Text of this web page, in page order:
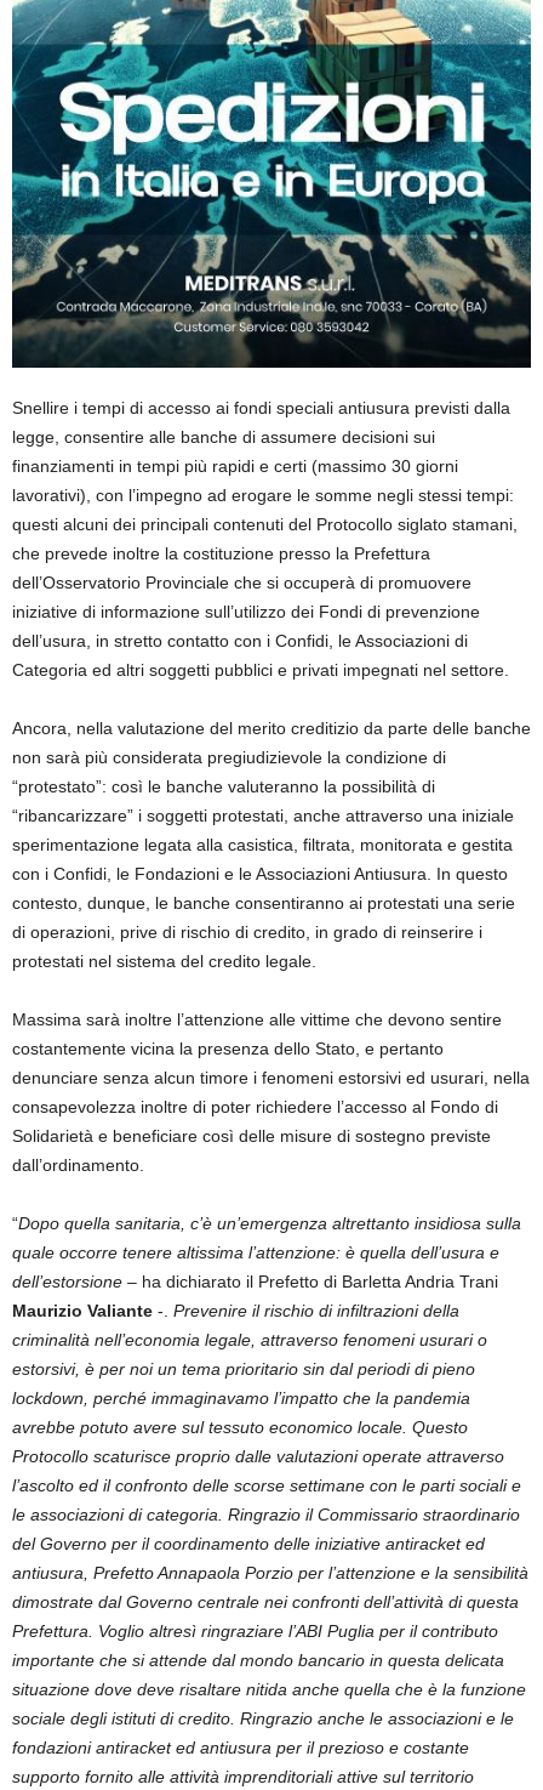
Snellire i tempi di accesso ai fondi speciali antiusura previsti dalla
legge, consentire alle banche di assumere decisioni sui
finanziamenti in tempi più rapidi e certi (massimo 30 giorni
lavorativi), con l’impegno ad erogare le somme negli stessi tempi:
questi alcuni dei principali contenuti del Protocollo siglato stamani,
che prevede inoltre la costituzione presso la Prefettura
dell’Osservatorio Provinciale che si occuperà di promuovere
iniziative di informazione sull’utilizzo dei Fondi di prevenzione
dell’usura, in stretto contatto con i Confidi, le Associazioni di
Categoria ed altri soggetti pubblici e privati impegnati nel settore.
Ancora, nella valutazione del merito creditizio da parte delle banche
non sarà più considerata pregiudizievole la condizione di
“protestato”: così le banche valuteranno la possibilità di
“ribancarizzare” i soggetti protestati, anche attraverso una iniziale
sperimentazione legata alla casistica, filtrata, monitorata e gestita
con i Confidi, le Fondazioni e le Associazioni Antiusura. In questo
contesto, dunque, le banche consentiranno ai protestati una serie
di operazioni, prive di rischio di credito, in grado di reinserire i
protestati nel sistema del credito legale.
Massima sarà inoltre l’attenzione alle vittime che devono sentire
costantemente vicina la presenza dello Stato, e pertanto
denunciare senza alcun timore i fenomeni estorsivi ed usurari, nella
consapevolezza inoltre di poter richiedere l’accesso al Fondo di
Solidarietà e beneficiare così delle misure di sostegno previste
dall’ordinamento.
“Dopo quella sanitaria, c’è un’emergenza altrettanto insidiosa sulla
quale occorre tenere altissima l’attenzione: è quella dell’usura e
dell’estorsione – ha dichiarato il Prefetto di Barletta Andria Trani
Maurizio Valiante -. Prevenire il rischio di infiltrazioni della
criminalità nell’economia legale, attraverso fenomeni usurari o
estorsivi, è per noi un tema prioritario sin dal periodi di pieno
lockdown, perché immaginavamo l’impatto che la pandemia
avrebbe potuto avere sul tessuto economico locale. Questo
Protocollo scaturisce proprio dalle valutazioni operate attraverso
l’ascolto ed il confronto delle scorse settimane con le parti sociali e
le associazioni di categoria. Ringrazio il Commissario straordinario
del Governo per il coordinamento delle iniziative antiracket ed
antiusura, Prefetto Annapaola Porzio per l’attenzione e la sensibilità
dimostrate dal Governo centrale nei confronti dell’attività di questa
Prefettura. Voglio altresì ringraziare l’ABI Puglia per il contributo
importante che si attende dal mondo bancario in questa delicata
situazione dove deve risaltare nitida anche quella che è la funzione
sociale degli istituti di credito. Ringrazio anche le associazioni e le
fondazioni antiracket ed antiusura per il prezioso e costante
supporto fornito alle attività imprenditoriali attive sul territorio